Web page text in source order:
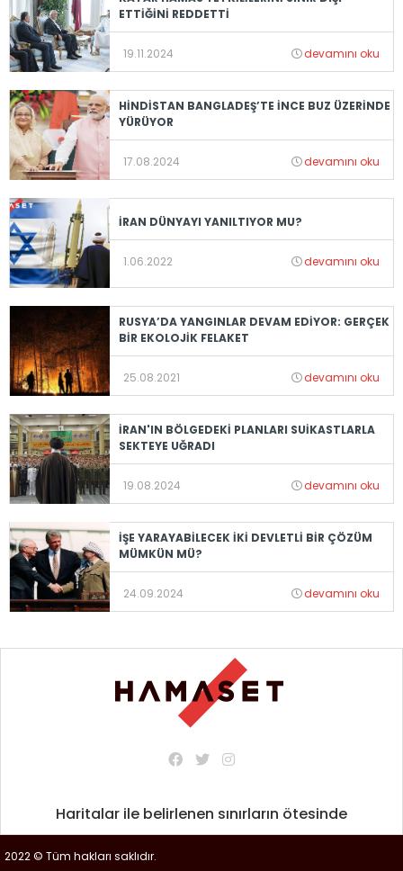
ETTİĞİNİ REDDETTİ
19.11.2024 devamını oku
HİNDİSTAN BANGLADEŞ’TE İNCE BUZ ÜZERİNDE
YÜRÜYOR
17.08.2024 devamını oku
İRAN DÜNYAYI YANILTIYOR MU?
1.06.2022 devamını oku
RUSYA’DA YANGINLAR DEVAM EDİYOR: GERÇEK
BİR EKOLOJİK FELAKET
25.08.2021 devamını oku
İRAN'IN BÖLGEDEKİ PLANLARI SUİKASTLARLA
SEKTEYE UĞRADI
19.08.2024 devamını oku
İŞE YARAYABİLECEK İKİ DEVLETLİ BİR ÇÖZÜM
MÜMKÜN MÜ?
24.09.2024 devamını oku
Haritalar ile belirlenen sınırların ötesinde
2022 © Tüm hakları saklıdır.